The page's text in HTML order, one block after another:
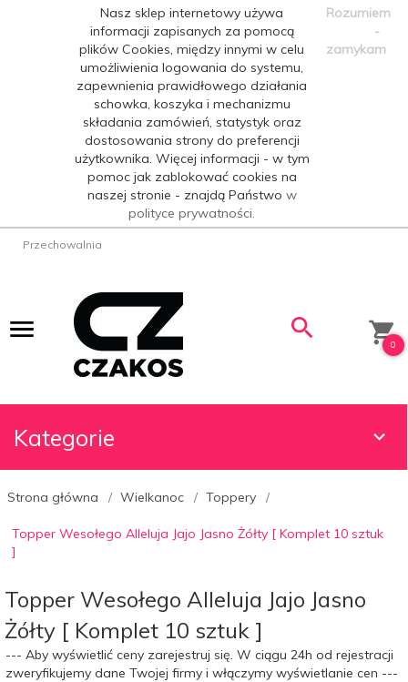
Nasz sklep internetowy używa
informacji zapisanych za pomocą
plików Cookies, między innymi w celu
umożliwienia logowania do systemu,
zapewnienia prawidłowego działania
schowka, koszyka i mechanizmu
składania zamówień, statystyk oraz
dostosowania strony do preferencji
użytkownika. Więcej informacji - w tym
pomoc jak zablokować cookies na
naszej stronie - znajdą Państwo w
polityce prywatności.
Rozumiem
-
zamykam
Przechowalnia
0
Kategorie
Strona główna Wielkanoc Toppery
Topper Wesołego Alleluja Jajo Jasno Żółty [ Komplet 10 sztuk
]
Topper Wesołego Alleluja Jajo Jasno
Żółty [ Komplet 10 sztuk ]
--- Aby wyświetlić ceny zarejestruj się. W ciągu 24h od rejestracji
zweryfikujemy dane Twojej firmy i włączymy wyświetlanie cen ---